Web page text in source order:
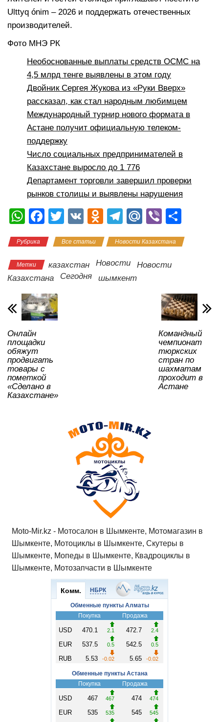
Ulttyq ónim – 2026 и поддержать отечественных
производителей.
Фото МНЭ РК
Необоснованные выплаты средств ОСМС на
4,5 млрд тенге выявлены в этом году
Двойник Сергея Жукова из «Руки Вверх»
рассказал, как стал народным любимцем
Международный турнир нового формата в
Астане получит официальную телеком-
поддержку
Число социальных предпринимателей в
Казахстане выросло до 1 776
Департамент торговли завершил проверки
рынков столицы и выявлены нарушения
W
at
s
A
p
p
F
c
e
b
o
o
k
T
tt
er
V
O
n
o
kl
T
e
gr
a
M
.R
u
Vi
er р
и
ть
Рубрика Все статьи Новости Казахстана
Метки казахстан Новости
Новости
Казахстана
Сегодня шымкент
Онлайн
площадки
обяжут
продвигать
товары с
пометкой
«Сделано в
Казахстане»
Командный
чемпионат
тюркских
стран по
шахматам
проходит в
Астане
Moto-Mir.kz - Мотосалон в Шымкенте, Мотомагазин в
Шымкенте, Мотоциклы в Шымкенте, Скутеры в
Шымкенте, Мопеды в Шымкенте, Квадроциклы в
Шымкенте, Мотозапчасти в Шымкенте